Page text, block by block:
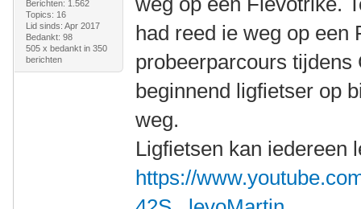
Berichten: 1.562
Topics: 16
Lid sinds: Apr 2017
Bedankt: 98
505 x bedankt in 350
berichten
had reed ie weg op een
probeerparcours
beginnend ligfietser op
weg.
Ligfietsen kan iedereen
https://